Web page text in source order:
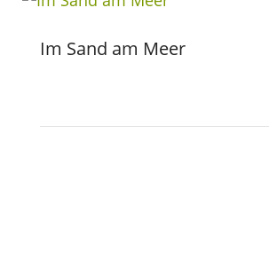
Im Sand am Meer